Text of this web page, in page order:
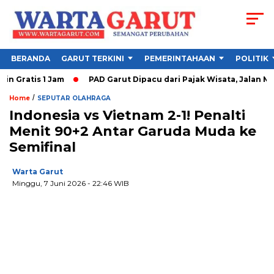
BERANDA GARUT TERKINI PEMERINTAHAAN POLITIK
1 Jam PAD Garut Dipacu dari Pajak Wisata, Jalan
Home / SEPUTAR OLAHRAGA
Indonesia vs Vietnam 2-1! Penalti
Menit 90+2 Antar Garuda Muda ke
Semifinal
Warta Garut
Minggu, 7 Juni 2026 - 22:46 WIB